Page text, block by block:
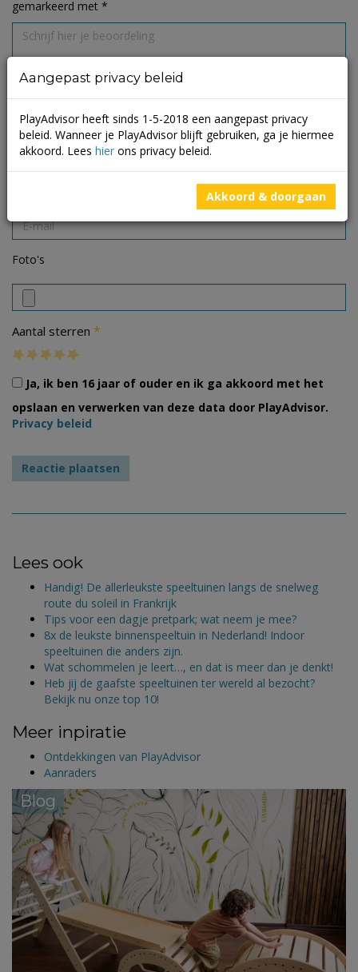
gemarkeerd met *
Foto's
Aantal sterren *
Ja, ik ben 16 jaar of ouder en ik ga akkoord met het
opslaan en verwerken van deze data door PlayAdvisor.
Privacy beleid
Lees ook
Handig! De allerleukste speeltuinen langs de snelweg
route du soleil in Frankrijk
Tips voor een dagje pretpark; wat neem je mee?
8x de leukste binnenspeeltuin in Nederland! Indoor
speeltuinen die anders zijn.
Wat schommelen je leert…, en dat is meer dan je denkt!
Heb jij de gaafste speeltuinen ter wereld al bezocht?
Bekijk nu onze top 10!
Meer inpiratie
Ontdekkingen van PlayAdvisor
Aanraders
Blog
Aangepast privacy beleid
PlayAdvisor heeft sinds 1-5-2018 een aangepast privacy
beleid. Wanneer je PlayAdvisor blijft gebruiken, ga je hiermee
akkoord. Lees hier ons privacy beleid.
Akkoord & doorgaan